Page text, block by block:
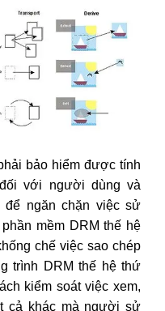
bảo hiểm được tính
với người dùng và
để ngăn chặn việc sử
mềm DRM thế hệ
chế việc sao chép
trình DRM thế hệ thứ
kiểm soát việc xem,
cả khác mà người sử